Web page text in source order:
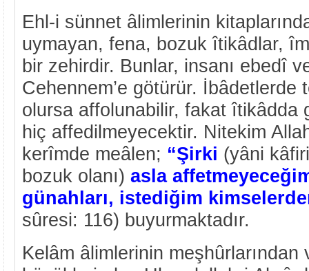
Ehl-i sünnet âlimlerinin
uymayan, fena, bozuk îtikâdlar,
bir zehirdir. Bunlar, insanı ebedî
Cehennem’e götürür. İbâdetlerde
olursa affolunabilir, fakat îtikâdda
hiç affedilmeyecektir. Nitekim
kerîmde meâlen; “Şirki (yâni
bozuk olanı) asla
günahları, istediğim
sûresi: 116) buyurmaktadır.
Kelâm âlimlerinin meşhûrlarından